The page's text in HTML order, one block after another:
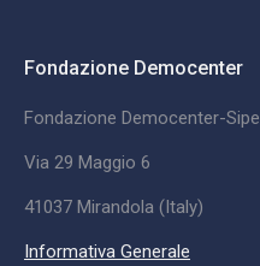
Fondazione Democenter
Fondazione Democenter-Sipe
Via 29 Maggio 6
41037 Mirandola (Italy)
Informativa Generale